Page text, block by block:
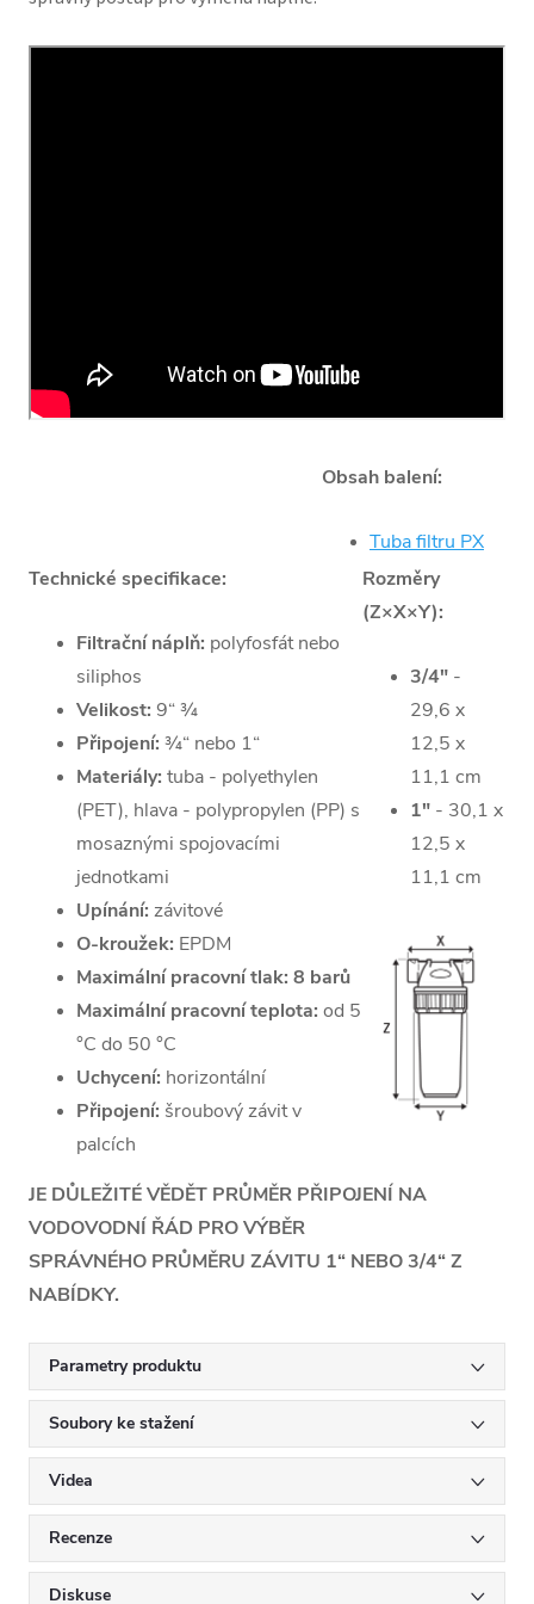
Obsah balení:
Tuba filtru PX
ECO s
převlečnou
Tuba s náplní
polyfosfátnebo
siliphos)
Klíčové vlastnosti:
Ochrana
veškerých
připojených
k rozvodu vody
před vodním
kamenem
Jednoduchá
výměna náplně
životnost (6 -
100 000 litrů)
hvězdicovité
konstrukci
Chytré umístění
klíče v držáku
ztrátě
2 mm pásek na
Technické specifikace:
Filtrační náplň: polyfosfát nebo
siliphos
Velikost: 9“ ¾
Připojení: ¾“ nebo 1“
Materiály: tuba - polyethylen
(PET), hlava - polypropylen (PP) s
mosaznými spojovacími
jednotkami
Upínání: závitové
O-kroužek: EPDM
Maximální pracovní tlak: 8 barů
Maximální pracovní teplota: od 5
°C do 50 °C
Uchycení: horizontální
Připojení: šroubový závit v
palcích
Rozměry
(Z×X×Y):
3/4" -
29,6 x
12,5 x
11,1 cm
1" - 30,1 x
12,5 x
11,1 cm
JE DŮLEŽITÉ VĚDĚT PRŮMĚR PŘIPOJENÍ NA
VODOVODNÍ ŘÁD PRO VÝBĚR
SPRÁVNÉHO PRŮMĚRU ZÁVITU 1“ NEBO 3/4“ Z
NABÍDKY.
Parametry produktu
Soubory ke stažení
Videa
Recenze
Diskuse